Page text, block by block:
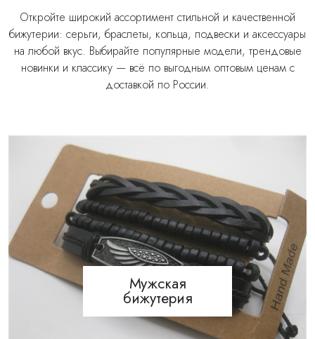
Откройте широкий ассортимент стильной и качественной
бижутерии: серьги, браслеты, кольца, подвески и аксессуары
на любой вкус. Выбирайте популярные модели, трендовые
новинки и классику — всё по выгодным оптовым ценам с
доставкой по России.
Товары из стали